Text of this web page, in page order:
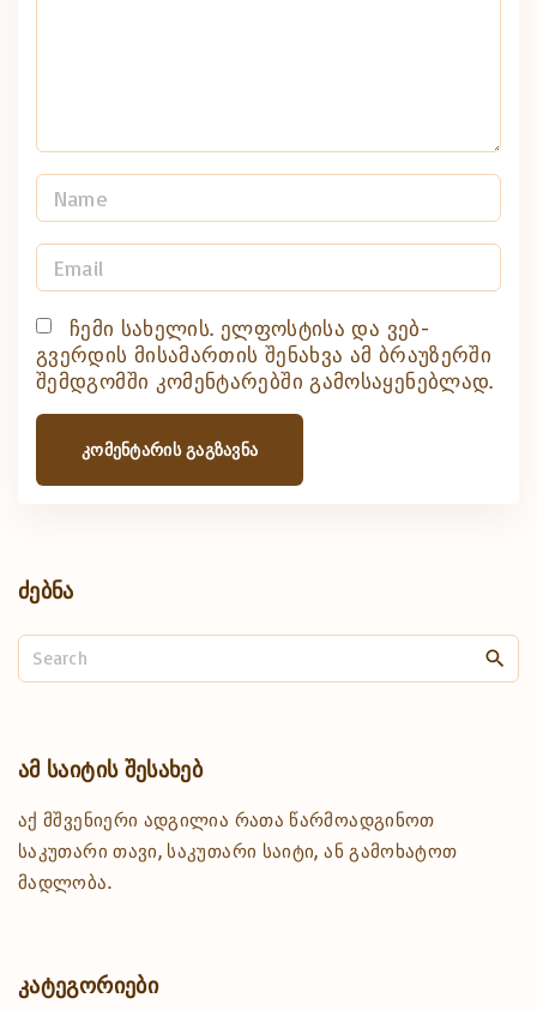
a
m
e
*
m
a
i
l
*
ჩემი სახელის. ელფოსტისა და ვებ-
გვერდის მისამართის შენახვა ამ ბრაუზერში
შემდგომში კომენტარებში გამოსაყენებლად.
ძებნა
e
ამ საიტის შესახებ
აქ მშვენიერი ადგილია რათა წარმოადგინოთ
საკუთარი თავი, საკუთარი საიტი, ან გამოხატოთ
მადლობა.
კატეგორიები